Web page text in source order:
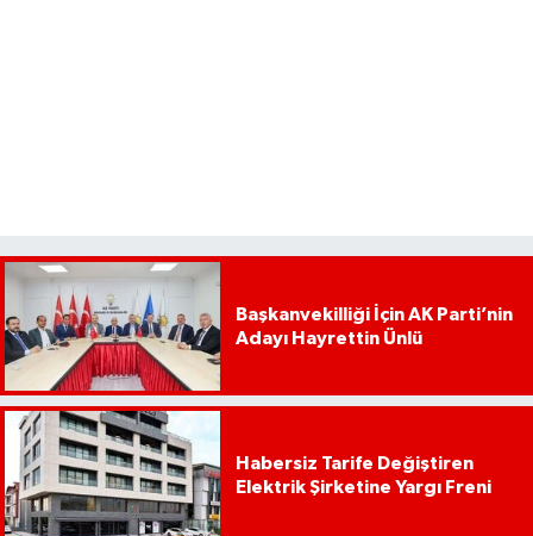
Başkanvekilliği İçin AK Parti’nin
Adayı Hayrettin Ünlü
Habersiz Tarife Değiştiren
Elektrik Şirketine Yargı Freni